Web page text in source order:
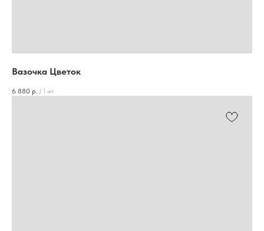
Вазочка Цветок
6 880 р. / 1 шт